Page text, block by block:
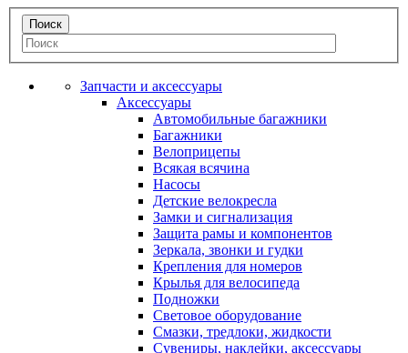
Запчасти и аксессуары
Аксессуары
Автомобильные багажники
Багажники
Велоприцепы
Всякая всячина
Насосы
Детские велокресла
Замки и сигнализация
Защита рамы и компонентов
Зеркала, звонки и гудки
Крепления для номеров
Крылья для велосипеда
Подножки
Световое оборудование
Смазки, тредлоки, жидкости
Сувениры, наклейки, аксессуары